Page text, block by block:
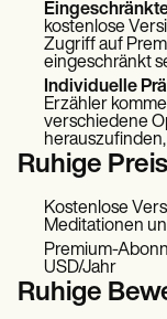
kostenlose
Zugriff auf
eingeschränkt
Individuelle
Erzähler
verschiedene
Ruhige
Kostenlose
Meditationen
Premium-
USD/Jahr
Ruhige